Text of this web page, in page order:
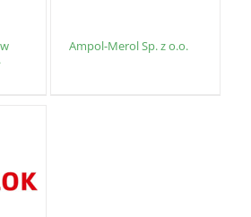
Ampol-Merol Sp. z o.o.